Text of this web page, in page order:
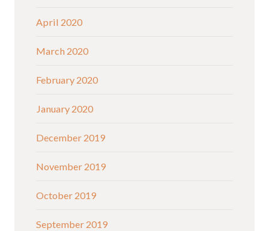
April 2020
March 2020
February 2020
January 2020
December 2019
November 2019
October 2019
September 2019